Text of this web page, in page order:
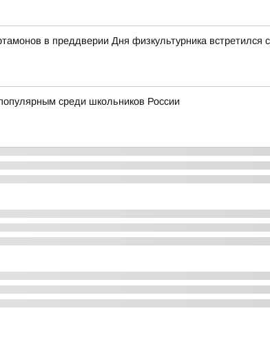
в преддверии Дня физкультурника встретился
среди школьников России